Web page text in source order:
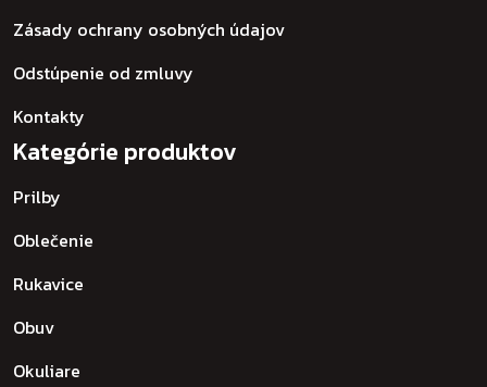
Zásady ochrany osobných údajov
Odstúpenie od zmluvy
Kontakty
Kategórie produktov
Prilby
Oblečenie
Rukavice
Obuv
Okuliare